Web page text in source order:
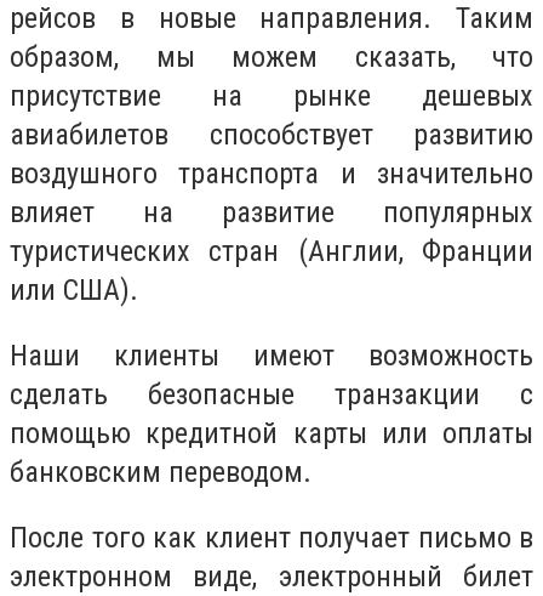
рейсов в новые направления. Таким
образом, мы можем сказать, что
присутствие на рынке дешевых
авиабилетов способствует развитию
воздушного транспорта и значительно
влияет на развитие популярных
туристических стран (Англии, Франции
или США).
Наши клиенты имеют возможность
сделать безопасные транзакции с
помощью кредитной карты или оплаты
банковским переводом.
После того как клиент получает письмо в
электронном виде, электронный билет